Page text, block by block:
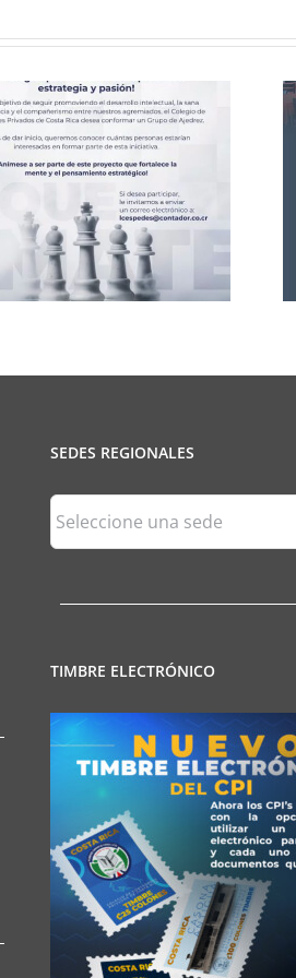
CCPCR Informa
SEDES REGIONALES
Sedes
Regionales
TIMBRE ELECTRÓNICO